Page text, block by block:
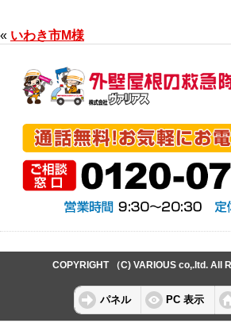
« いわき市M様
COPYRIGHT （C) VARIOUS co,.ltd. All
パネル PC 表示